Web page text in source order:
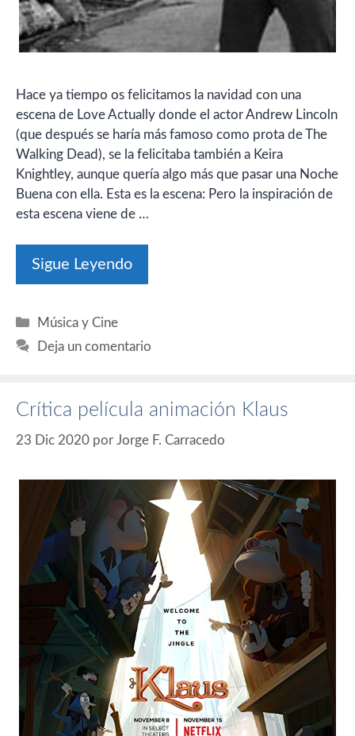
Hace ya tiempo os felicitamos la navidad con una
escena de Love Actually donde el actor Andrew Lincoln
(que después se haría más famoso como prota de The
Walking Dead), se la felicitaba también a Keira
Knightley, aunque quería algo más que pasar una Noche
Buena con ella. Esta es la escena: Pero la inspiración de
esta escena viene de …
Sigue Leyendo
Categorías
Música y Cine
Deja un comentario
Crítica película animación Klaus
23 Dic 2020 por Jorge F. Carracedo